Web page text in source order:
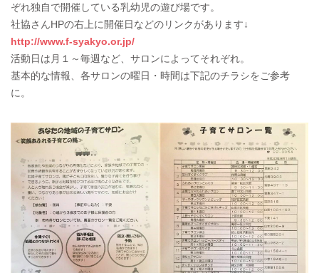
ぞれ独自で開催している乳幼児の遊び場です。
社協さんHPの右上に開催日などのリンクがあります↓
http://www.f-syakyo.or.jp/
活動日は月１～毎週など、サロンによってそれぞれ。
基本的な情報、各サロンの曜日・時間は下記のチラシをご参考
に。